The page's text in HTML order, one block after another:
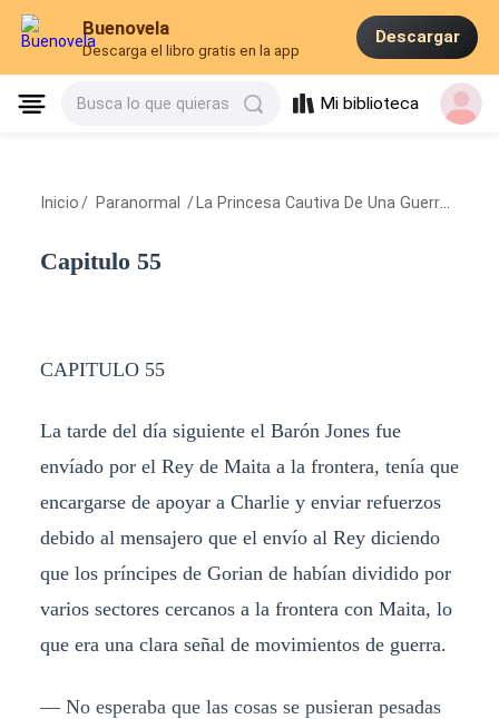
Buenovela
Descarga el libro gratis en la app
Descargar
Busca lo que quieras Mi biblioteca
Inicio / Paranormal / La Princesa Cautiva De Una Guerra Pasional
Capitulo 55
CAPITULO 55
La tarde del día siguiente el Barón Jones fue
envíado por el Rey de Maita a la frontera, tenía que
encargarse de apoyar a Charlie y enviar refuerzos
debido al mensajero que el envío al Rey diciendo
que los príncipes de Gorian de habían dividido por
varios sectores cercanos a la frontera con Maita, lo
que era una clara señal de movimientos de guerra.
— No esperaba que las cosas se pusieran pesadas